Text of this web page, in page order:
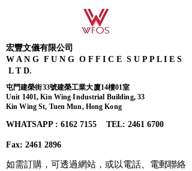
宏豐文儀有限公司
W A N G F U N G O F F I C E S U P P L I E S
L T D.
屯門建榮街33號建榮工業大廈14樓01室
Unit 1401, Kin Wing Industrial Building, 33
Kin Wing St, Tuen Mun, Hong Kong
WHATSAPP : 6162 7155​ TEL: 2461 6700
Fax: 2461 2896
如需訂購，可透過網站，或以電話、電郵聯絡